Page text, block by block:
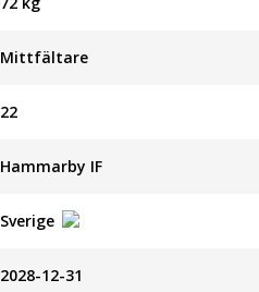
Mittfältare
22
Hammarby IF
Sverige
2028-12-31